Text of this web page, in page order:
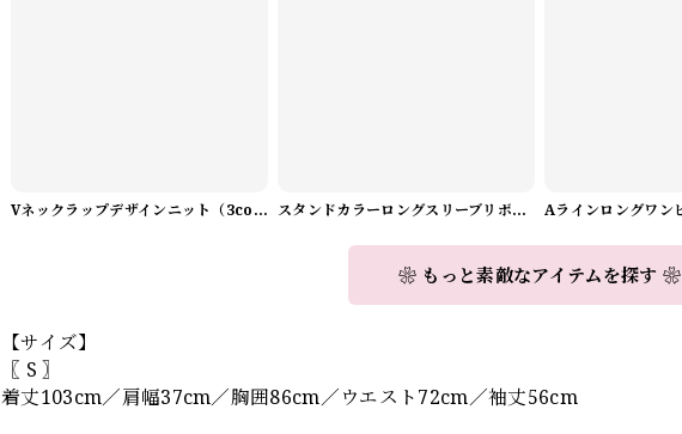
Vネックラップデザインニット（3color） A1008 スタンドカラーロングスリーブリボンブラウス（3color） A1126
❀ もっと素敵なアイテムを探す ❀
【サイズ】
〖 S 〗
着丈103cm／肩幅37cm／胸囲86cm／ウエスト72cm／袖丈56cm